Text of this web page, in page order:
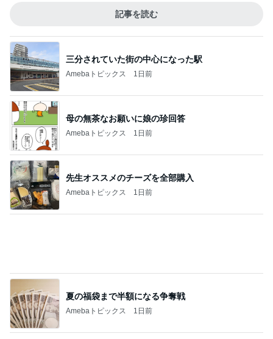
Amebaトピックス 1日前
母の無茶なお願いに娘の珍回答
Amebaトピックス 1日前
先生オススメのチーズを全部購入
Amebaトピックス 1日前